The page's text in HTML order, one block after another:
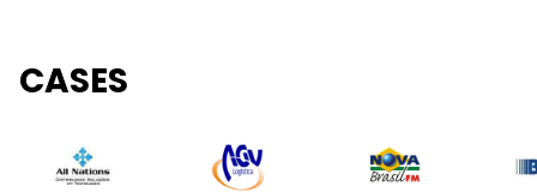
CASES